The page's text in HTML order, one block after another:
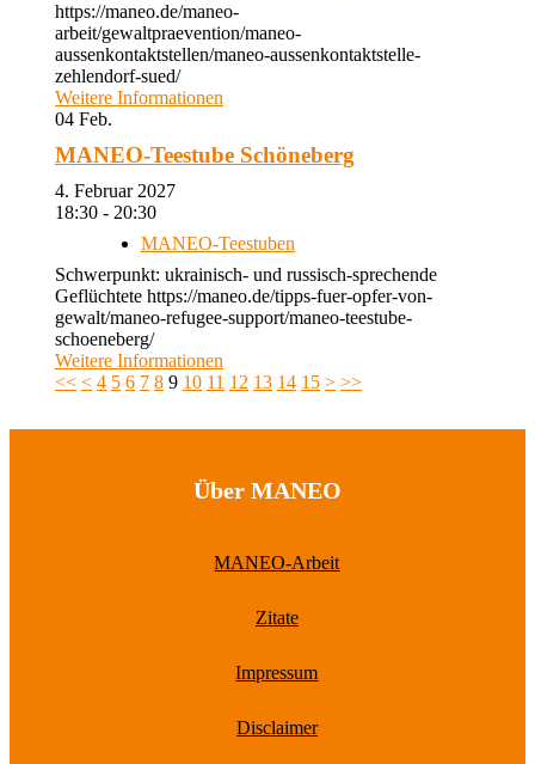
https://maneo.de/maneo-
arbeit/gewaltpraevention/maneo-
aussenkontaktstellen/maneo-aussenkontaktstelle-
zehlendorf-sued/
Weitere Informationen
04 Feb.
MANEO-Teestube Schöneberg
4. Februar 2027
18:30 - 20:30
MANEO-Teestuben
Schwerpunkt: ukrainisch- und russisch-sprechende
Geflüchtete https://maneo.de/tipps-fuer-opfer-von-
gewalt/maneo-refugee-support/maneo-teestube-
schoeneberg/
Weitere Informationen
<< < 4 5 6 7 8 9 10 11 12 13 14 15 > >>
Über MANEO
MANEO-Arbeit
Zitate
Impressum
Disclaimer